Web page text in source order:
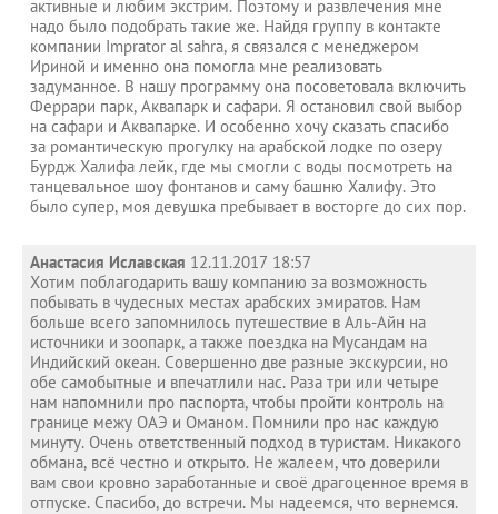
активные и любим экстрим. Поэтому и развлечения мне
надо было подобрать такие же. Найдя группу в контакте
компании Imprator al sahra, я связался с менеджером
Ириной и именно она помогла мне реализовать
задуманное. В нашу программу она посоветовала включить
Феррари парк, Аквапарк и сафари. Я остановил свой выбор
на сафари и Аквапарке. И особенно хочу сказать спасибо
за романтическую прогулку на арабской лодке по озеру
Бурдж Халифа лейк, где мы смогли с воды посмотреть на
танцевальное шоу фонтанов и саму башню Халифу. Это
было супер, моя девушка пребывает в восторге до сих пор.
Анастасия Иславская 12.11.2017 18:57
Хотим поблагодарить вашу компанию за возможность
побывать в чудесных местах арабских эмиратов. Нам
больше всего запомнилось путешествие в Аль-Айн на
источники и зоопарк, а также поездка на Мусандам на
Индийский океан. Совершенно две разные экскурсии, но
обе самобытные и впечатлили нас. Раза три или четыре
нам напомнили про паспорта, чтобы пройти контроль на
границе межу ОАЭ и Оманом. Помнили про нас каждую
минуту. Очень ответственный подход в туристам. Никакого
обмана, всё честно и открыто. Не жалеем, что доверили
вам свои кровно заработанные и своё драгоценное время в
отпуске. Спасибо, до встречи. Мы надеемся, что вернемся.